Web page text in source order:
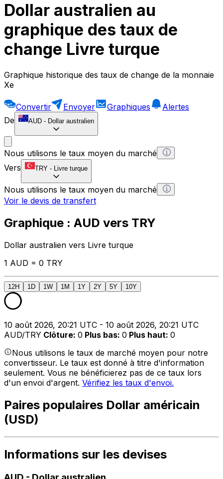
Dollar australien au
graphique des taux de
change Livre turque
Graphique historique des taux de change de la monnaie
Xe
Convertir Envoyer Graphiques
Alertes
De
AUD - Dollar australien
Nous utilisons le taux moyen du marché
Vers
TRY - Livre turque
Nous utilisons le taux moyen du marché
Voir le devis de transfert
Graphique : AUD vers TRY
Dollar australien vers Livre turque
1 AUD = 0 TRY
12H 1D 1W 1M 1Y 2Y 5Y 10Y
10 août 2026, 20:21 UTC - 10 août 2026, 20:21 UTC
AUD/TRY Clôture: 0 Plus bas: 0 Plus haut: 0
Nous utilisons le taux de marché moyen pour notre
convertisseur. Le taux est donné à titre d'information
seulement. Vous ne bénéficierez pas de ce taux lors
d'un envoi d'argent. Vérifiez les taux d'envoi.
Paires populaires Dollar américain
(USD)
Informations sur les devises